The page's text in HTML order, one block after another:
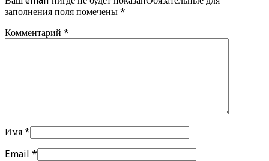
заполнения поля помечены *
Комментарий *
Имя *
Email *